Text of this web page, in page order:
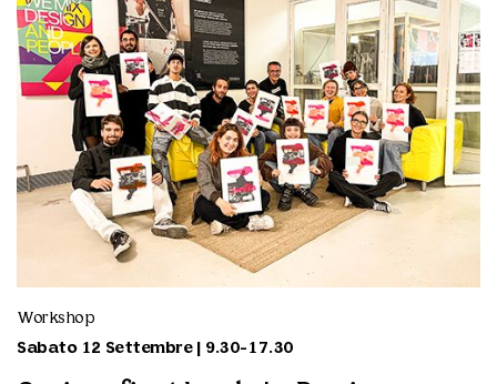
Workshop
Sabato 12 Settembre | 9.30-17.30